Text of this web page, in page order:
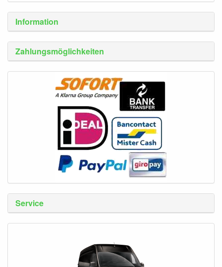
Information
Zahlungsmöglichkeiten
Service